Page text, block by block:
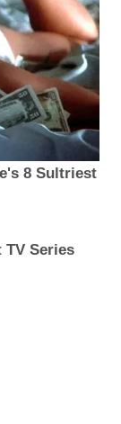
8 Sultriest
TV Series